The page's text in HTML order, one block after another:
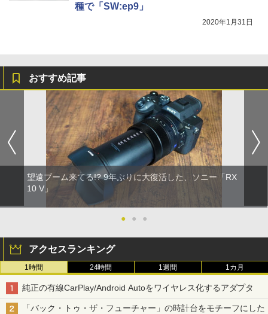
種で「SW:ep9」
2020年1月31日
おすすめ記事
望遠ブーム来てる!? 9年ぶりに大復活した、ソニー「RX
10 V」
● ● ●
アクセスランキング
1時間 24時間 1週間 1カ月
純正の有線CarPlay/Android Autoをワイヤレス化するアダプタ
「バック・トゥ・ザ・フューチャー」の時計台をモチーフにした